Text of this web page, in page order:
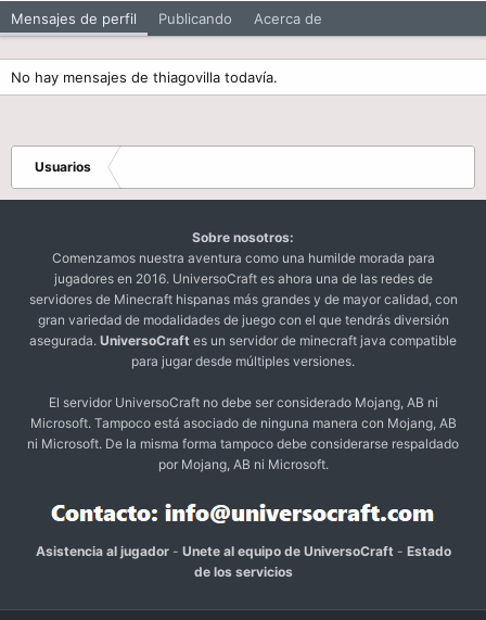
Mensajes de perfil Publicando Acerca de
No hay mensajes de thiagovilla todavía.
Usuarios
Sobre nosotros:
Comenzamos nuestra aventura como una humilde morada para
jugadores en 2016. UniversoCraft es ahora una de las redes de
servidores de Minecraft hispanas más grandes y de mayor calidad, con
gran variedad de modalidades de juego con el que tendrás diversión
asegurada. UniversoCraft es un servidor de minecraft java compatible
para jugar desde múltiples versiones.
El servidor UniversoCraft no debe ser considerado Mojang, AB ni
Microsoft. Tampoco está asociado de ninguna manera con Mojang, AB
ni Microsoft. De la misma forma tampoco debe considerarse respaldado
por Mojang, AB ni Microsoft.
Asistencia al jugador- Unete al equipo de UniversoCraft - Estado
de los servicios